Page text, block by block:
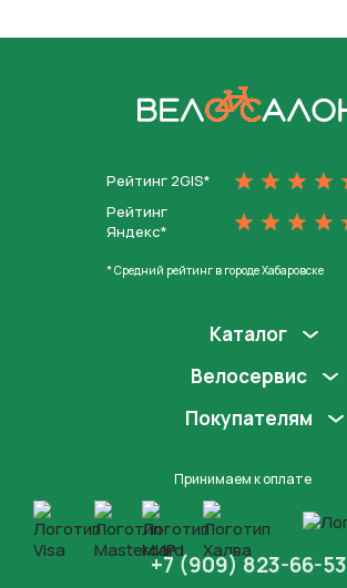
Рейтинг 2GIS*
Рейтинг
Яндекс*
* Средний рейтинг в городе Хабаровске
Каталог
Велосервис
Покупателям
Принимаем к оплате
+7 (909) 823-66-53